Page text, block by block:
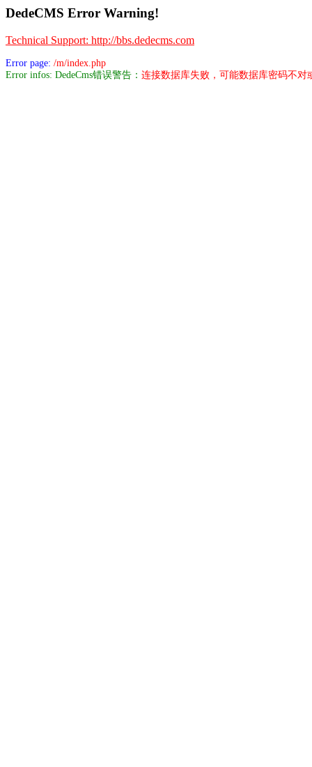
DedeCMS Error Warning!
Technical Support: http://bbs.dedecms.com
Error page: /m/index.php
Error infos: DedeCms错误警告： 连接数据库失败，可能数据库密码不对